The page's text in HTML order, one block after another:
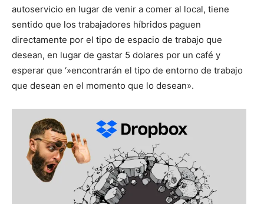
autoservicio en lugar de venir a comer al local, tiene
sentido que los trabajadores híbridos paguen
directamente por el tipo de espacio de trabajo que
desean, en lugar de gastar 5 dolares por un café y
esperar que ‘»encontrarán el tipo de entorno de trabajo
que desean en el momento que lo desean».